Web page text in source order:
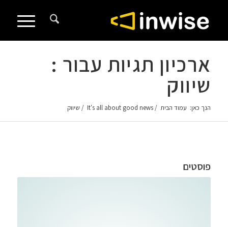
ארכיון תגיות עבור :
שיווק
הנך כאן: עמוד הבית /
It's all about good news
/ שיווק
פוסטים